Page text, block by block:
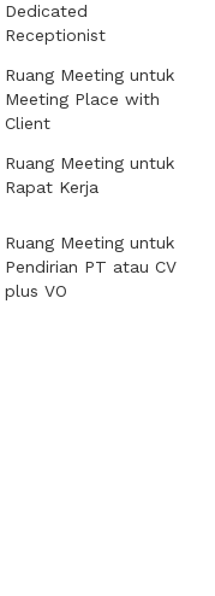
Dedicated
Receptionist
Ruang Meeting untuk
Meeting Place with
Client
Ruang Meeting untuk
Rapat Kerja
Ruang Meeting untuk
Pendirian PT atau CV
plus VO